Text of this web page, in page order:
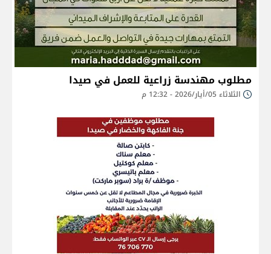
مطلوب مهندسة زراعية للعمل في صيدا
الثلاثاء 05/أيار/2026 - 12:32 م